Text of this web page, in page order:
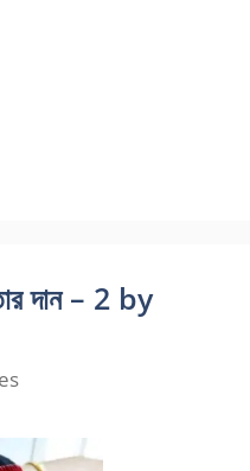
দান – 2 by